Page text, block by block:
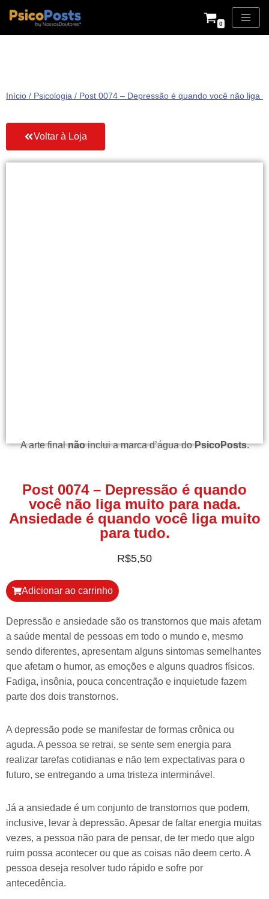
Pular
0
Início / Psicologia / Post 0074 – Depressão é quando você não liga
Voltar à Loja
A arte finalnãoinclui a marca d’água doPsicoPosts.
Post 0074 – Depressão é quando
você não liga muito para nada.
Ansiedade é quando você liga muito
para tudo.
R$5,50
Adicionar ao carrinho
Depressão e ansiedade são os transtornos que mais afetam
a saúde mental de pessoas em todo o mundo e, mesmo
sendo diferentes, apresentam alguns sintomas semelhantes
que afetam o humor, as emoções e alguns quadros físicos.
Fadiga, insônia, pouca concentração e inquietude fazem
parte dos dois transtornos.
A depressão pode se manifestar de formas crônica ou
aguda. A pessoa se retrai, se sente sem energia para
realizar tarefas cotidianas e não tem expectativas para o
futuro, se entregando a uma tristeza interminável.
Já a ansiedade é um conjunto de transtornos que podem,
inclusive, levar à depressão. Apesar de faltar energia muitas
vezes, a pessoa não para de pensar, de ter medo que algo
ruim possa acontecer ou que as coisas não deem certo. A
pessoa deseja resolver tudo rápido e sofre por
antecedência.